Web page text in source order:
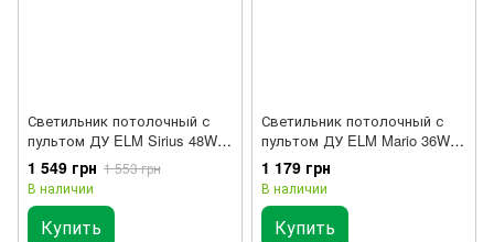
Светильник потолочный с
пультом ДУ ELM Sirius 48W
3000-6500К IP20 26-0075
1 549 грн 1 553 грн
В наличии
Купить
Светильник потолочный с
пультом ДУ ELM Mario 36W
3000-6500К IP20 (26-0107)
1 179 грн
В наличии
Купить